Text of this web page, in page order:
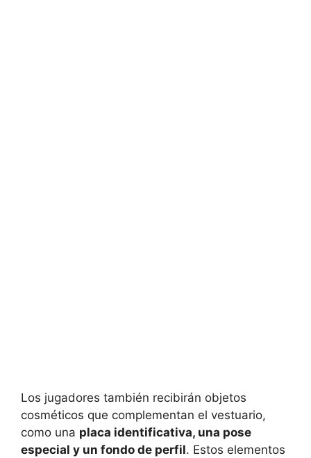
Los jugadores también recibirán objetos
cosméticos que complementan el vestuario,
como una placa identificativa, una pose
especial y un fondo de perfil. Estos elementos